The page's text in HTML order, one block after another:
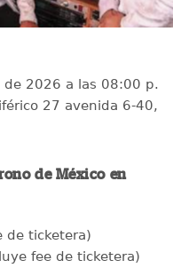
de 2026 a las 08:00 p.
27 avenida 6-40,
de México en
de ticketera)
fee de ticketera)